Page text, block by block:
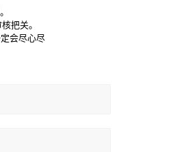
把关。
会尽心尽